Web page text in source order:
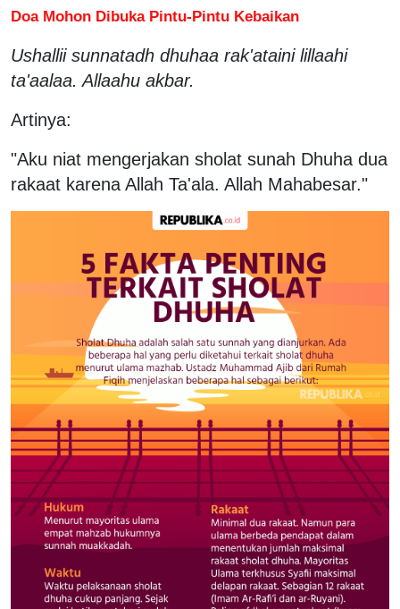
Doa Mohon Dibuka Pintu-Pintu Kebaikan
Ushallii sunnatadh dhuhaa rak'ataini lillaahi
ta'aalaa. Allaahu akbar.
Artinya:
"Aku niat mengerjakan sholat sunah Dhuha dua
rakaat karena Allah Ta'ala. Allah Mahabesar."